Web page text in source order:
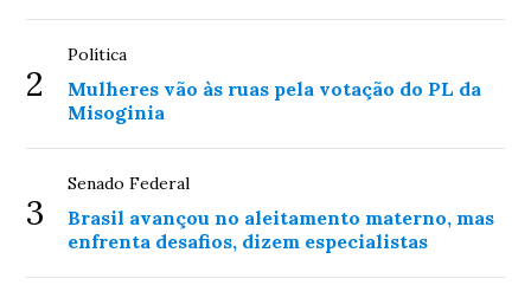
2
Política
Mulheres vão às ruas pela votação do PL da
Misoginia
3
Senado Federal
Brasil avançou no aleitamento materno, mas
enfrenta desafios, dizem especialistas